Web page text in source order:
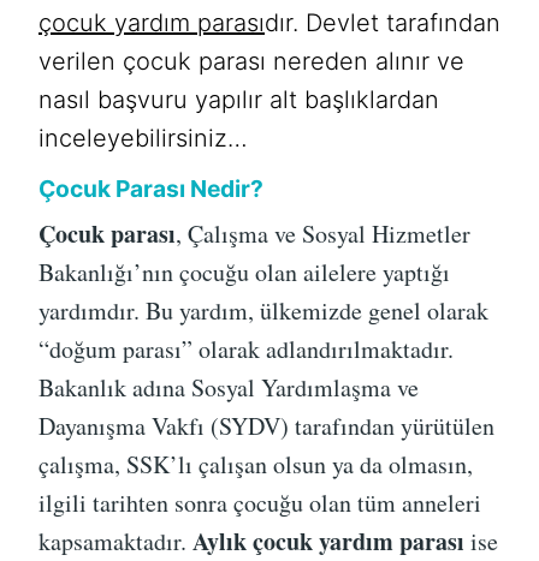
çocuk yardım parasıdır. Devlet tarafından
verilen çocuk parası nereden alınır ve
nasıl başvuru yapılır alt başlıklardan
inceleyebilirsiniz…
Çocuk Parası Nedir?
Çocuk parası, Çalışma ve Sosyal Hizmetler
Bakanlığı’nın çocuğu olan ailelere yaptığı
yardımdır. Bu yardım, ülkemizde genel olarak
“doğum parası” olarak adlandırılmaktadır.
Bakanlık adına Sosyal Yardımlaşma ve
Dayanışma Vakfı (SYDV) tarafından yürütülen
çalışma, SSK’lı çalışan olsun ya da olmasın,
ilgili tarihten sonra çocuğu olan tüm anneleri
kapsamaktadır. Aylık çocuk yardım parası ise